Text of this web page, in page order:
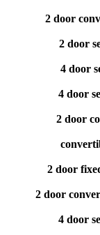
2 door
2 door
4 door
4 door
2 door
2 door
2 door
4 door